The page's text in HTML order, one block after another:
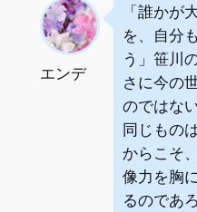
エンデ
「誰かが
を、自分
う」笹川
さに今の
のではな
同じもの
からこそ
像力を胸
るのであ